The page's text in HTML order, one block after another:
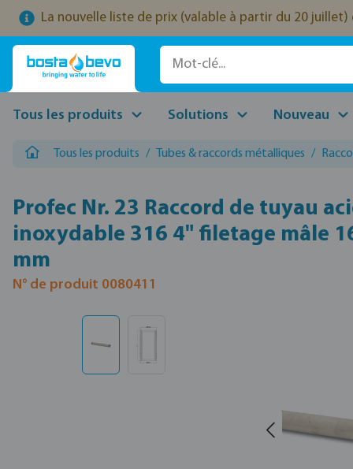
au contenu principal
Passer à la recherche
Passer à la navigation principale
La nouvelle liste de prix (valable à partir du 20
Tous les produits Solutions Nouveau
Tous les produits / Tubes & raccords métalliques /
Profec Nr. 23 Raccord de tuyau
inoxydable 316 4" filetage mâle
mm
N° de produit 0080411